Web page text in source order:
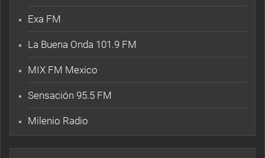
Exa FM
La Buena Onda 101.9 FM
MIX FM Mexico
Sensación 95.5 FM
Milenio Radio